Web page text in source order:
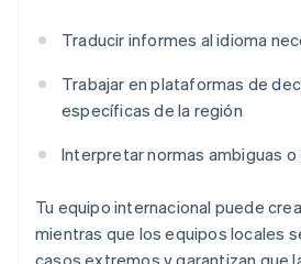
Traducir informes al idioma
Trabajar en plataformas de
específicas de la región
Interpretar normas ambiguas
Tu equipo internacional puede
mientras que los equipos locales